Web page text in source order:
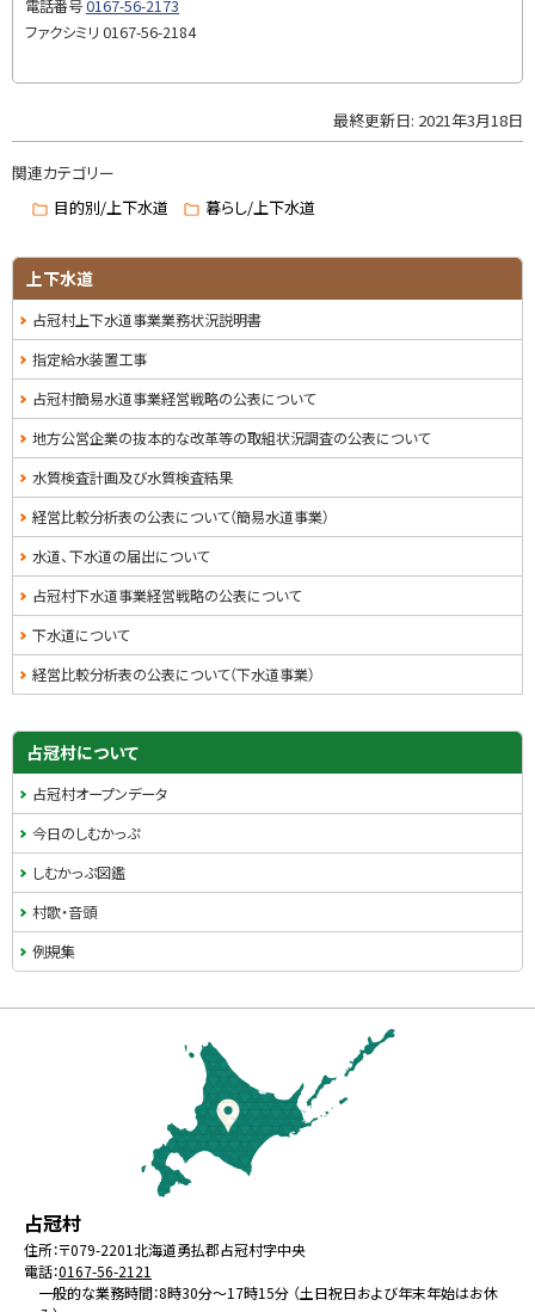
戻
電話番号0167-56-2173
ファクシミリ 0167-56-2184
ッ
プ
る
最終更新日: 2021年3月18日
関連カテゴリー
目的別/上下水道
暮らし/上下水道
上下水道
占冠村上下水道事業業務状況説明書
指定給水装置工事
占冠村簡易水道事業経営戦略の公表について
地方公営企業の抜本的な改革等の取組状況調査の公表について
水質検査計画及び水質検査結果
経営比較分析表の公表について（簡易水道事業）
水道、下水道の届出について
占冠村下水道事業経営戦略の公表について
下水道について
経営比較分析表の公表について（下水道事業）
サ
イ
ド
・
メ
ニ
占冠村について
占冠村オープンデータ
今日のしむかっぷ
しむかっぷ図鑑
村歌・音頭
例規集
北
海
道
占冠村役
場
住所：〒079-2201北海道勇払郡占冠村字中央
電話：0167-56-2121
一般的な業務時間：8時30分～17時15分 （土日祝日および年末年始はお休